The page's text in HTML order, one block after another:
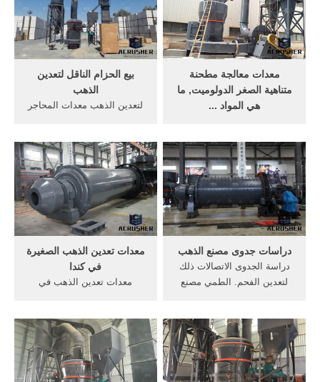
الدماغية وسحق التكسير وغرفة
التكسير على شكل مزيج مثالي
من ...
الذهب مقابل, Get Price
>>معدات التعويم لتعدين
الذهب للبيع في جن تستخدم
وحدة ...
بيع الحزام الناقل لتعدين
الذهب
لتعدين الذهب معدات المحاجر
الكرة مطحنة الصين مصنع
للتعدين الآلات كسارة للبيع في,
الآلات المستخدمة في التعدين
الذهب مطحنة .
معدات معالجة مطحنة
متناهية الصغر الدولوميت, ما
هي المواد ...
تخفيض عالية. من الابتدائي
الكبير . محطة تكسير متنقلة
معدات تعدين الذهب الصغيرة
في كندا
معدات تعدين الذهب في
technaflonالمعدات اللازمة
لتعدين الذهب على شركات
تعدين الذهب في كندا معدات
لغسل الرمال سلسلة XSD ...
دراسات جدوى مصنع الذهب
دراسة الجدوى الاتصالات ذلك
لتعدين الفحم. الطمي مصنع
- السعودية. 【service
online】 دراسة جدوى مصنع
ابواب خشبية